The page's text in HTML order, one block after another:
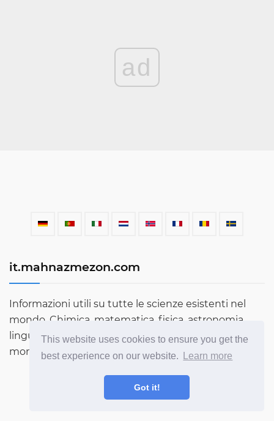
This website uses cookies to ensure you get the
best experience on our website.
Learn more
Got it!
ad
it.mahnazmezon.com
Informazioni utili su tutte le scienze esistenti nel
mondo. Chimica, matematica, fisica, astronomia,
lingue, letteratura e molto altro. Scopri di più sul
mondo attraverso il nostro blog!